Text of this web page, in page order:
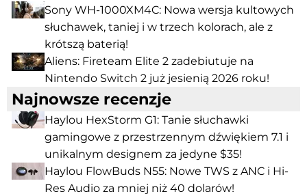
Sony WH-1000XM4C: Nowa wersja kultowych
słuchawek, taniej i w trzech kolorach, ale z
krótszą baterią!
Aliens: Fireteam Elite 2 zadebiutuje na
Nintendo Switch 2 już jesienią 2026 roku!
Najnowsze recenzje
Haylou HexStorm G1: Tanie słuchawki
gamingowe z przestrzennym dźwiękiem 7.1 i
unikalnym designem za jedyne $35!
Haylou FlowBuds N55: Nowe TWS z ANC i Hi-
Res Audio za mniej niż 40 dolarów!